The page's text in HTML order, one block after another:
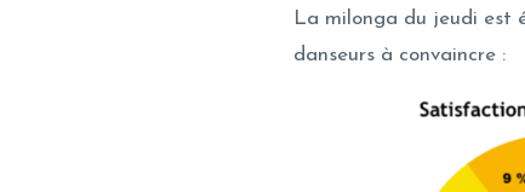
La milonga du jeudi est
danseurs à convaincre :